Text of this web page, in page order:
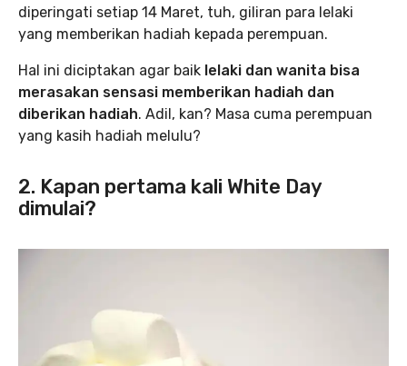
diperingati setiap 14 Maret, tuh, giliran para lelaki
yang memberikan hadiah kepada perempuan.
Hal ini diciptakan agar baik lelaki dan wanita bisa
merasakan sensasi memberikan hadiah dan
diberikan hadiah. Adil, kan? Masa cuma perempuan
yang kasih hadiah melulu?
2. Kapan pertama kali White Day
dimulai?